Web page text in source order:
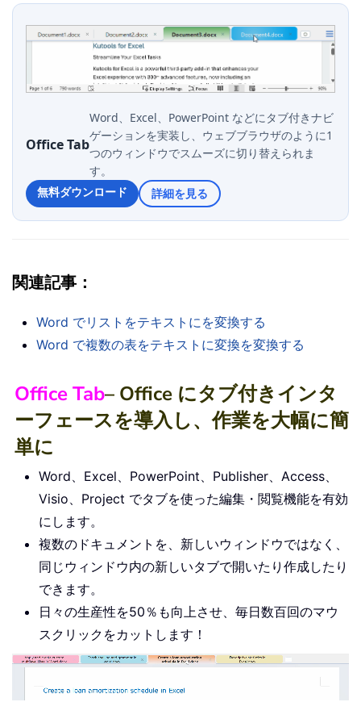
Office Tab
Word、Excel、PowerPoint などにタブ付きナビ
ゲーションを実装し、ウェブブラウザのように1
つのウィンドウでスムーズに切り替えられま
す。
無料ダウンロード
詳細を見る
関連記事：
Word でリストをテキストにを変換する
Word で複数の表をテキストに変換を変換する
Office Tab– Office にタブ付きインタ
ーフェースを導入し、作業を大幅に簡
単に
Word、Excel、PowerPoint、Publisher、Access、
Visio、Project でタブを使った編集・閲覧機能を有効
にします。
複数のドキュメントを、新しいウィンドウではなく、
同じウィンドウ内の新しいタブで開いたり作成したり
できます。
日々の生産性を50％も向上させ、毎日数百回のマウ
スクリックをカットします！